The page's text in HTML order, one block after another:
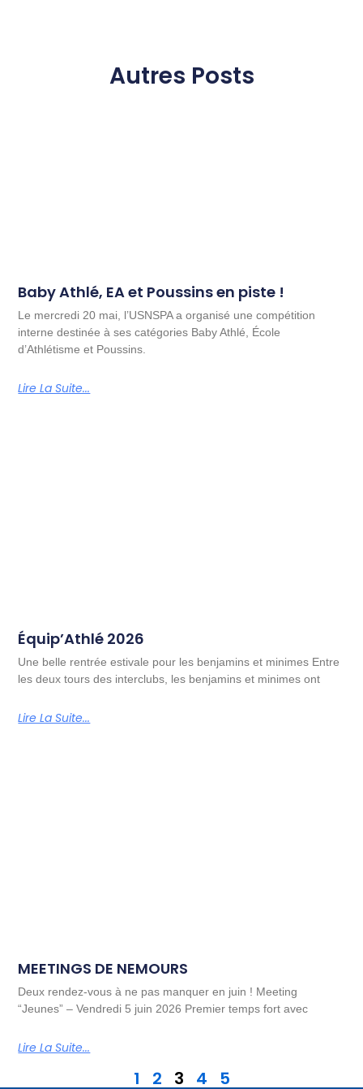
Autres Posts
Baby Athlé, EA et Poussins en piste !
Le mercredi 20 mai, l’USNSPA a organisé une compétition
interne destinée à ses catégories Baby Athlé, École
d’Athlétisme et Poussins.
Lire La Suite...
Équip’Athlé 2026
Une belle rentrée estivale pour les benjamins et minimes Entre
les deux tours des interclubs, les benjamins et minimes ont
Lire La Suite...
MEETINGS DE NEMOURS
Deux rendez-vous à ne pas manquer en juin ! Meeting
“Jeunes” – Vendredi 5 juin 2026 Premier temps fort avec
Lire La Suite...
1 2 3 4 5